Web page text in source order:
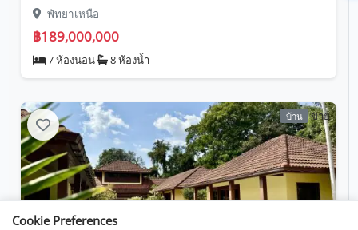
พัทยาเหนือ
฿189,000,000
7 ห้องนอน 8 ห้องน้ำ
บ้าน ขาย
Cookie Preferences